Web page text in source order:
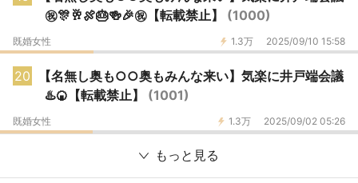
㊗️🎊🥂🍖🎂🍻🎉㊗️【転載禁止】 (1000)
1.3万 2025/09/10 15:58
既婚女性
20
【名無し奥も○○奥もみんな来い】気楽に井戸端会議
♨️🍘【転載禁止】 (1001)
1.3万 2025/09/02 05:26
既婚女性
もっと見る